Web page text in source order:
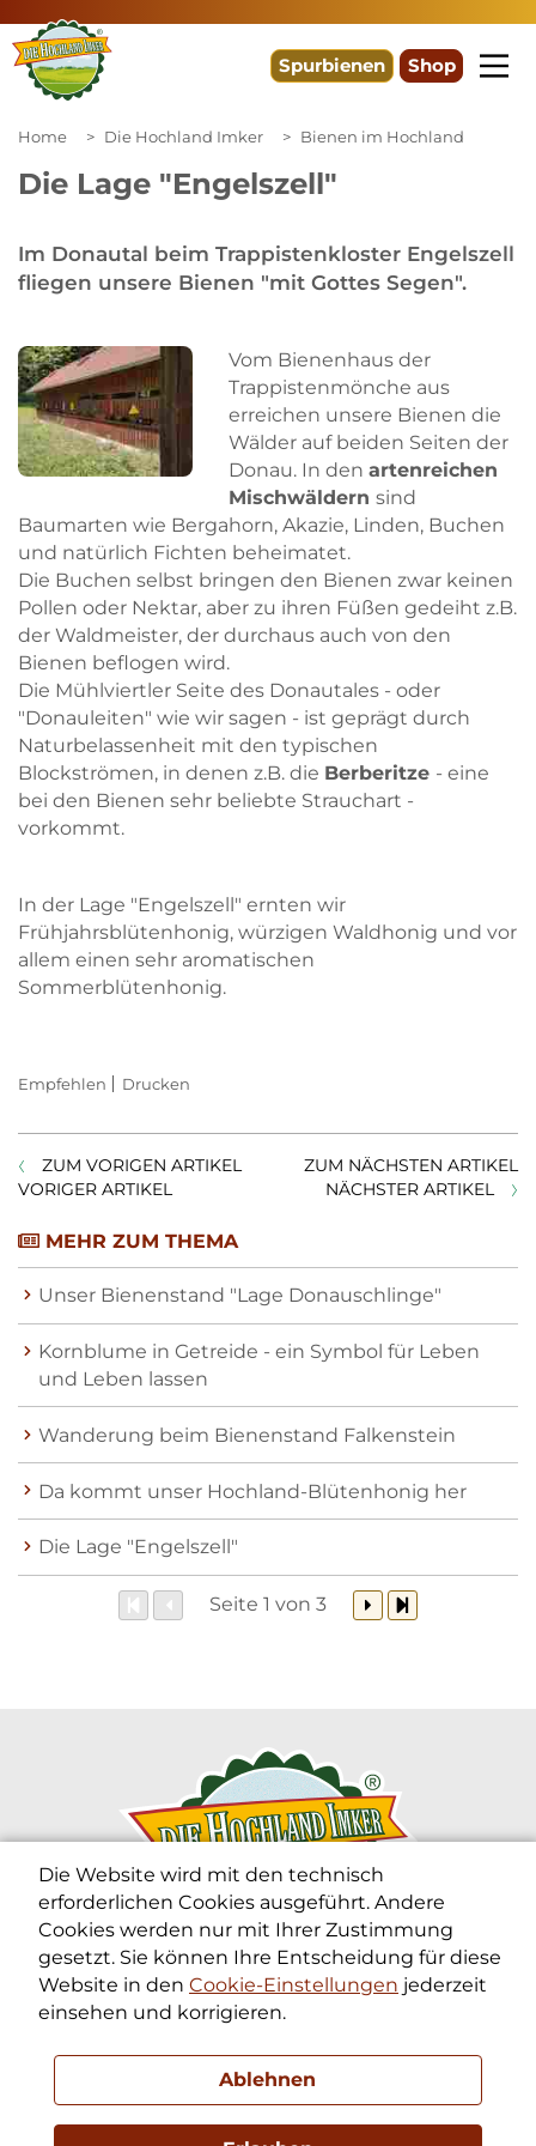
Skip to main content
Skip to main content
Spurbienen Shop
Home Die Hochland Imker Bienen im Hochland
Die Lage "Engelszell"
Im Donautal beim Trappistenkloster Engelszell
fliegen unsere Bienen "mit Gottes Segen".
Vom Bienenhaus der
Trappistenmönche aus
erreichen unsere Bienen die
Wälder auf beiden Seiten der
Donau. In denartenreichen
Mischwäldernsind
Baumarten wie Bergahorn, Akazie, Linden, Buchen
und natürlich Fichten beheimatet.
Die Buchen selbst bringen den Bienen zwar keinen
Pollen oder Nektar, aber zu ihren Füßen gedeiht z.B.
der Waldmeister, der durchaus auch von den
Bienen beflogen wird.
Die Mühlviertler Seite des Donautales - oder
"Donauleiten" wie wir sagen - ist geprägt durch
Naturbelassenheit mit den typischen
Blockströmen, in denen z.B. die Berberitze - eine
bei den Bienen sehr beliebte Strauchart -
vorkommt.
In der Lage "Engelszell" ernten wir
Frühjahrsblütenhonig, würzigen Waldhonig und vor
allem einen sehr aromatischen
Sommerblütenhonig.
Drucken
Empfehlen
ZUM VORIGEN ARTIKEL
VORIGER ARTIKEL
ZUM NÄCHSTEN ARTIKEL
NÄCHSTER ARTIKEL
MEHR ZUM THEMA
Unser Bienenstand "Lage Donauschlinge"
Kornblume in Getreide - ein Symbol für Leben
und Leben lassen
Wanderung beim Bienenstand Falkenstein
Da kommt unser Hochland-Blütenhonig her
Die Lage "Engelszell"
Seite 1 von 3
Die Hochland Imker Frühwirth KG
Die BIO-Imkerei im
Kontakt: office@diehochlandimker.at
©2026 DieHochlandimker
Impressum
Einstellungen
Die Website wird mit den technisch
erforderlichen Cookies ausgeführt. Andere
Cookies werden nur mit Ihrer Zustimmung
gesetzt. Sie können Ihre Entscheidung für diese
Website in den Cookie-Einstellungen jederzeit
einsehen und korrigieren.
Ablehnen